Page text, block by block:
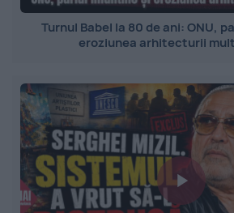
Turnul Babel la 80 de ani: ONU,
eroziunea arhitecturii